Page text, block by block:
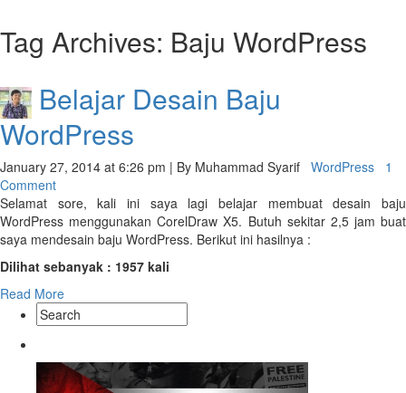
Tag Archives: Baju WordPress
Belajar Desain Baju
WordPress
January 27, 2014 at 6:26 pm | By Muhammad Syarif WordPress
1
Comment
Selamat sore, kali ini saya lagi belajar membuat desain baju
WordPress menggunakan CorelDraw X5. Butuh sekitar 2,5 jam buat
saya mendesain baju WordPress. Berikut ini hasilnya :
Dilihat sebanyak : 1957 kali
Read More